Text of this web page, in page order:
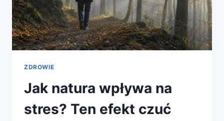
ZDROWIE
Jak natura wpływa na
stres? Ten efekt czuć